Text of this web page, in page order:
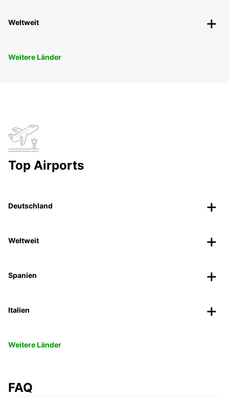
Weltweit
Weitere Länder
Top Airports
Deutschland
Weltweit
Spanien
Italien
Weitere Länder
FAQ